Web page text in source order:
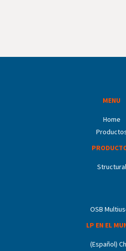
MENU
Home
Structural
OSB
LP EN EL
(Español)